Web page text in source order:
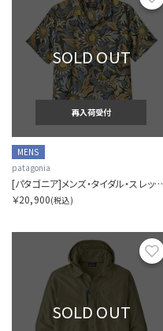
SOLD OUT
再入荷受付
MENS
patagonia
[パタゴニア]メンズ・タイダル・スレッズ・シャツ
￥20,900(税込)
SOLD OUT